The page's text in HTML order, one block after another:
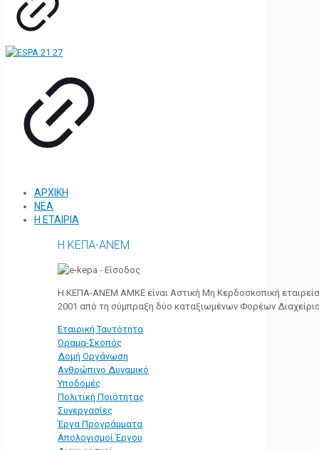
ΑΡΧΙΚΗ
ΝΕΑ
Η ΕΤΑΙΡΙΑ
Η ΚΕΠΑ-ΑΝΕΜ
Η ΚΕΠΑ-ΑΝΕΜ ΑΜΚΕ είναι Αστική Μη Κερδοσκοπική
2001 από τη σύμπραξη δύο καταξιωμένων Φορέων
Εταιρική Ταυτότητα
Όραμα-Σκοπός
Δομή Οργάνωση
Ανθρώπινο Δυναμικό
Υποδομές
Πολιτική Ποιότητας
Συνεργασίες
Έργα Προγράμματα
Απολογισμοί Έργου